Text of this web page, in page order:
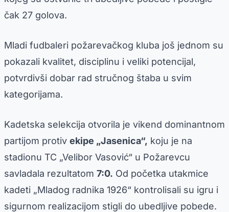
čak 27 golova.
Mladi fudbaleri požarevačkog kluba još jednom su
pokazali kvalitet, disciplinu i veliki potencijal,
potvrdivši dobar rad stručnog štaba u svim
kategorijama.
Kadetska selekcija otvorila je vikend dominantnom
partijom protiv ekipe „Jasenica“, koju je na
stadionu TC „Velibor Vasović“ u Požarevcu
savladala rezultatom 7:0. Od početka utakmice
kadeti „Mladog radnika 1926“ kontrolisali su igru i
sigurnom realizacijom stigli do ubedljive pobede.